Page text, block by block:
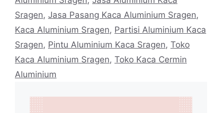
Sragen, Jasa Pasang Kaca Aluminium Sragen,
Kaca Aluminium Sragen, Partisi Aluminium Kaca
Sragen, Pintu Aluminium Kaca Sragen, Toko
Kaca Aluminium Sragen, Toko Kaca Cermin
Aluminium